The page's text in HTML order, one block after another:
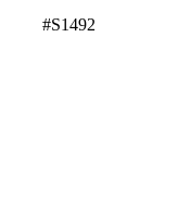
#S1492